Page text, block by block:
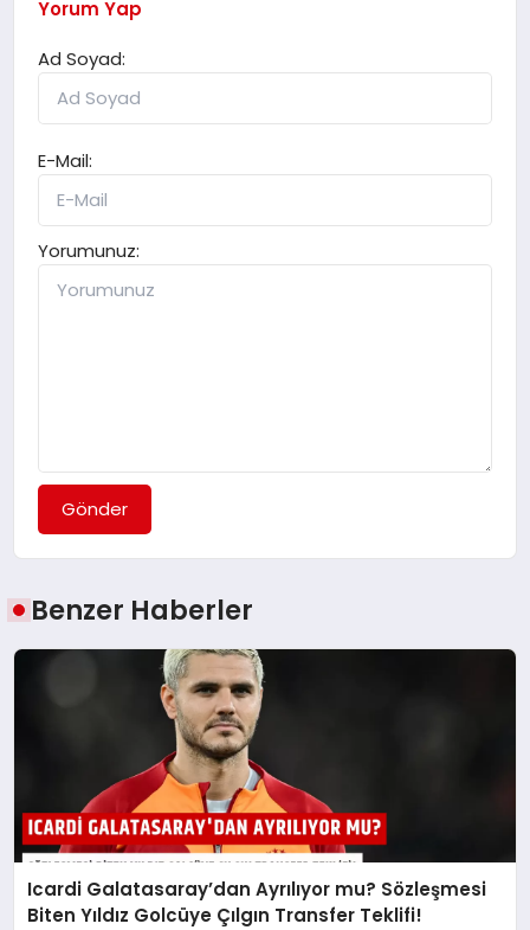
Yorum Yap
Ad Soyad:
E-Mail:
Yorumunuz:
Gönder
Benzer Haberler
Icardi Galatasaray’dan Ayrılıyor mu? Sözleşmesi
Biten Yıldız Golcüye Çılgın Transfer Teklifi!